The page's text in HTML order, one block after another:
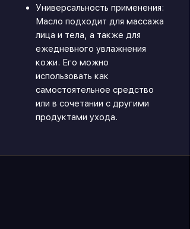
Универсальность применения:
Масло подходит для массажа
лица и тела, а также для
ежедневного увлажнения
кожи. Его можно
использовать как
самостоятельное средство
или в сочетании с другими
продуктами ухода.